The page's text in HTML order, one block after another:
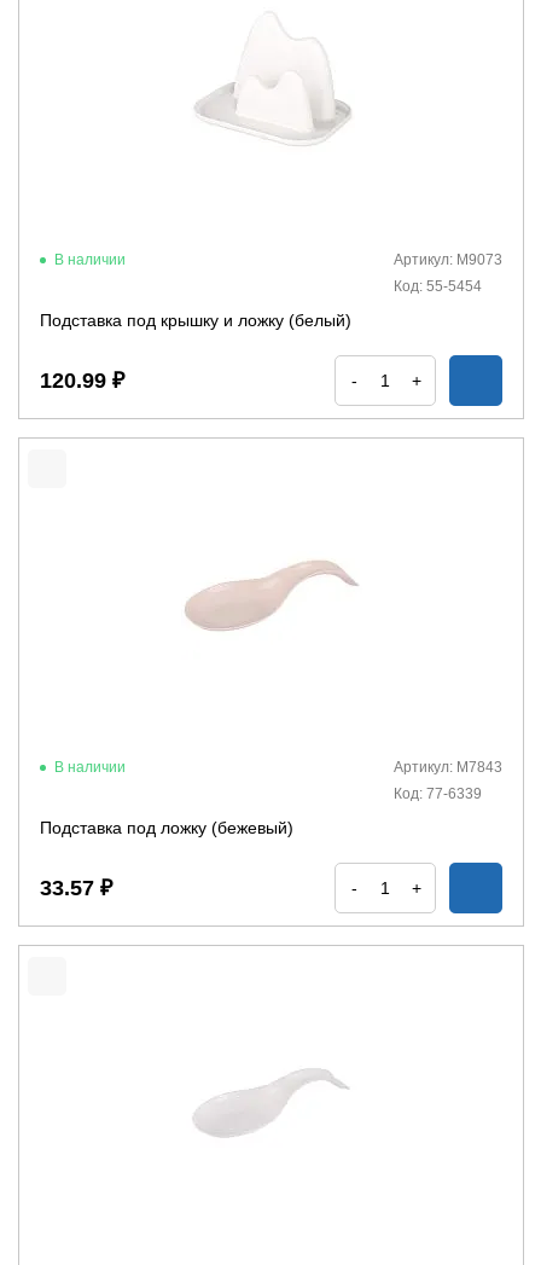
В наличии
Артикул: М9073
Код: 55-5454
Подставка под крышку и ложку (белый)
120.99 ₽ - +
В наличии
Артикул: М7843
Код: 77-6339
Подставка под ложку (бежевый)
33.57 ₽ - +